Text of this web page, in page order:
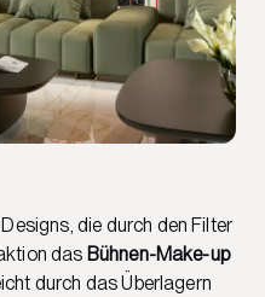
die durch den Filter
das Bühnen-Make-up
durch das Überlagern